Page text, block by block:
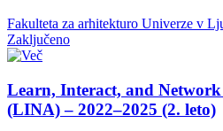
Fakulteta za arhitekturo Univerze v
Zaključeno
Learn, Interact, and
(LINA) – 2022–2025 (2. leto)